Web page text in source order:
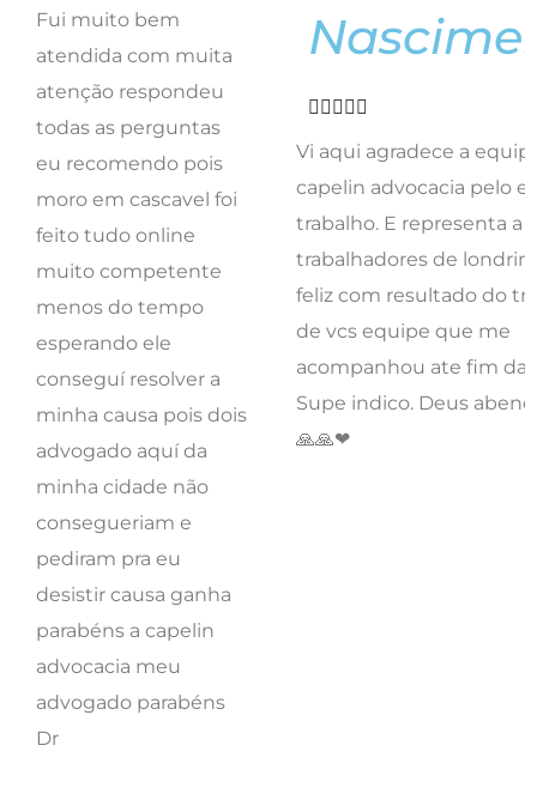
eu recomendo pois
moro em cascavel foi
feito tudo online
muito competente
menos do tempo
esperando ele
conseguí resolver a
minha causa pois dois
advogado aquí da
minha cidade não
consegueriam e
pediram pra eu
desistir causa ganha
parabéns a capelin
advocacia meu
advogado parabéns
Dr
capelin advocacia pelo
trabalhadores de
feliz com resultado do
de vcs equipe que me
acompanhou ate fim da
Supe indico. Deus
🙏🙏❤